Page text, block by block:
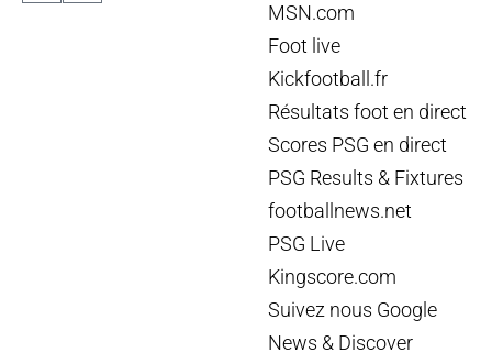
MSN.com
Foot live
Kickfootball.fr
Résultats foot en direct
Scores PSG en direct
PSG Results & Fixtures
footballnews.net
PSG Live
Kingscore.com
Suivez nous Google
News & Discover